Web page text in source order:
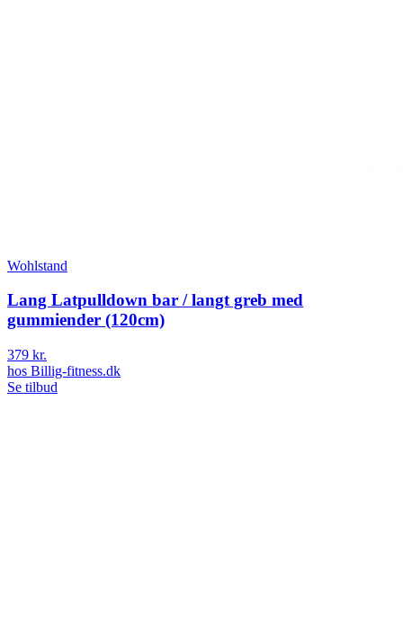
Wohlstand
Lang Latpulldown bar / langt greb med
gummiender (120cm)
379 kr.
hos Billig-fitness.dk
Se tilbud